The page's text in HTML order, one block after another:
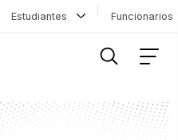
Estudiantes